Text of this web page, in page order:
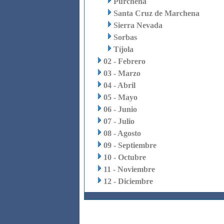
Santa Cruz de Marchena
Sierra Nevada
Sorbas
Tíjola
02 - Febrero
03 - Marzo
04 - Abril
05 - Mayo
06 - Junio
07 - Julio
08 - Agosto
09 - Septiembre
10 - Octubre
11 - Noviembre
12 - Diciembre